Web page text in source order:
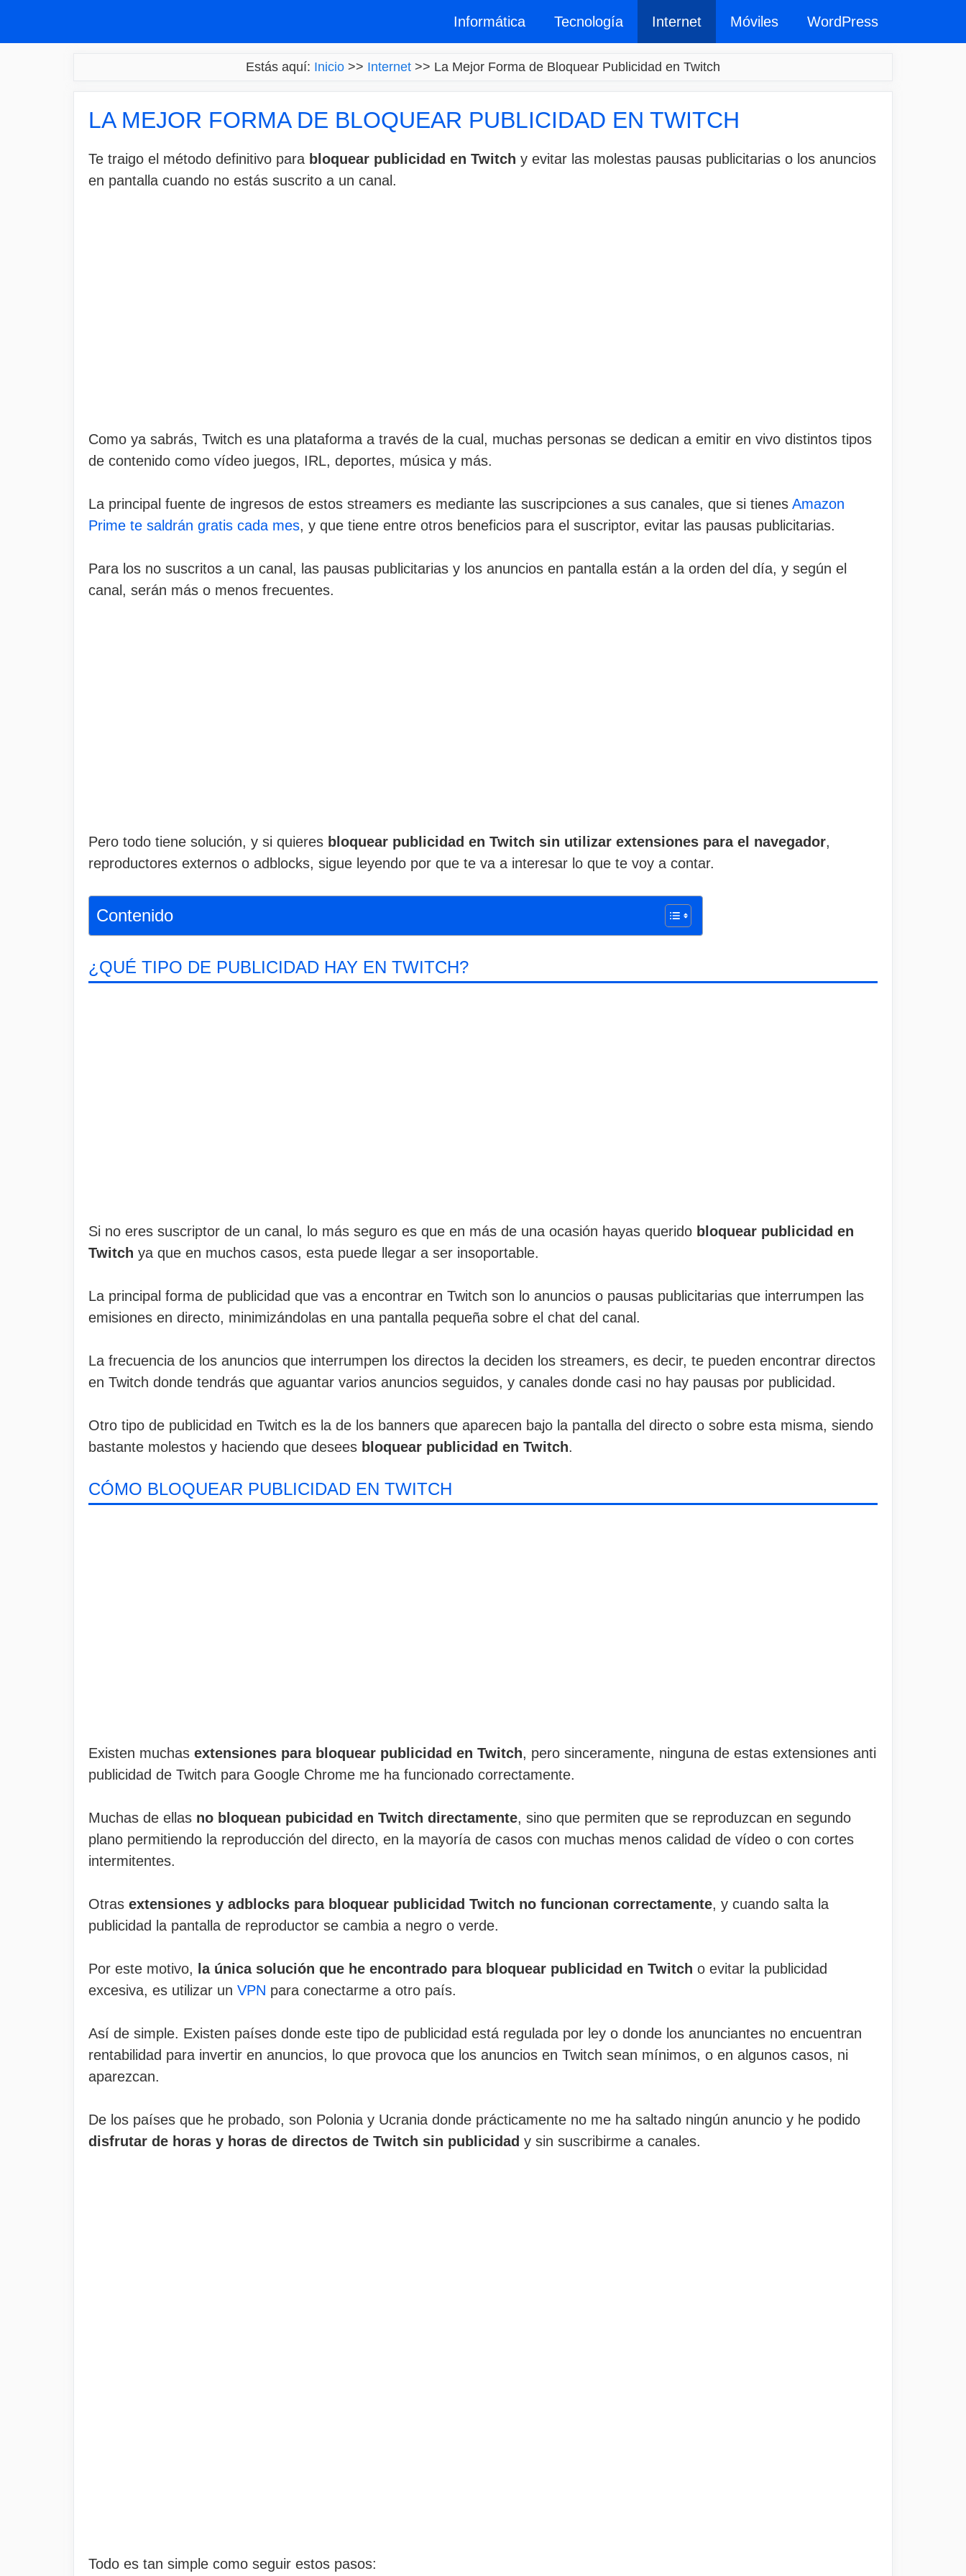
Informática Tecnología Internet Móviles WordPress
Estás aquí: Inicio >> Internet >> La Mejor Forma de Bloquear Publicidad en Twitch
LA MEJOR FORMA DE BLOQUEAR PUBLICIDAD EN TWITCH
Te traigo el método definitivo para bloquear publicidad en Twitch y evitar las molestas pausas publicitarias o los anuncios
en pantalla cuando no estás suscrito a un canal.
Como ya sabrás, Twitch es una plataforma a través de la cual, muchas personas se dedican a emitir en vivo distintos tipos
de contenido como vídeo juegos, IRL, deportes, música y más.
La principal fuente de ingresos de estos streamers es mediante las suscripciones a sus canales, que si tienes Amazon
Prime te saldrán gratis cada mes, y que tiene entre otros beneficios para el suscriptor, evitar las pausas publicitarias.
Para los no suscritos a un canal, las pausas publicitarias y los anuncios en pantalla están a la orden del día, y según el
canal, serán más o menos frecuentes.
Pero todo tiene solución, y si quieres bloquear publicidad en Twitch sin utilizar extensiones para el navegador,
reproductores externos o adblocks, sigue leyendo por que te va a interesar lo que te voy a contar.
Contenido
¿QUÉ TIPO DE PUBLICIDAD HAY EN TWITCH?
Si no eres suscriptor de un canal, lo más seguro es que en más de una ocasión hayas querido bloquear publicidad en
Twitch ya que en muchos casos, esta puede llegar a ser insoportable.
La principal forma de publicidad que vas a encontrar en Twitch son lo anuncios o pausas publicitarias que interrumpen las
emisiones en directo, minimizándolas en una pantalla pequeña sobre el chat del canal.
La frecuencia de los anuncios que interrumpen los directos la deciden los streamers, es decir, te pueden encontrar directos
en Twitch donde tendrás que aguantar varios anuncios seguidos, y canales donde casi no hay pausas por publicidad.
Otro tipo de publicidad en Twitch es la de los banners que aparecen bajo la pantalla del directo o sobre esta misma, siendo
bastante molestos y haciendo que desees bloquear publicidad en Twitch.
CÓMO BLOQUEAR PUBLICIDAD EN TWITCH
Existen muchas extensiones para bloquear publicidad en Twitch, pero sinceramente, ninguna de estas extensiones anti
publicidad de Twitch para Google Chrome me ha funcionado correctamente.
Muchas de ellas no bloquean pubicidad en Twitch directamente, sino que permiten que se reproduzcan en segundo
plano permitiendo la reproducción del directo, en la mayoría de casos con muchas menos calidad de vídeo o con cortes
intermitentes.
Otras extensiones y adblocks para bloquear publicidad Twitch no funcionan correctamente, y cuando salta la
publicidad la pantalla de reproductor se cambia a negro o verde.
Por este motivo, la única solución que he encontrado para bloquear publicidad en Twitch o evitar la publicidad
excesiva, es utilizar un VPN para conectarme a otro país.
Así de simple. Existen países donde este tipo de publicidad está regulada por ley o donde los anunciantes no encuentran
rentabilidad para invertir en anuncios, lo que provoca que los anuncios en Twitch sean mínimos, o en algunos casos, ni
aparezcan.
De los países que he probado, son Polonia y Ucrania donde prácticamente no me ha saltado ningún anuncio y he podido
disfrutar de horas y horas de directos de Twitch sin publicidad y sin suscribirme a canales.
Todo es tan simple como seguir estos pasos: